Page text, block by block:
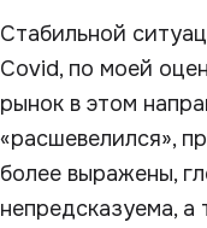
Стабильной
Covid, по моей
рынок в этом
«расшевелился»,
более выражены,
непредсказуема,